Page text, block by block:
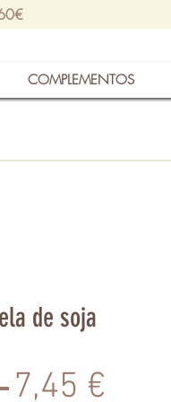
COMPLEMENTOS
de soja
Precio
7,45 €